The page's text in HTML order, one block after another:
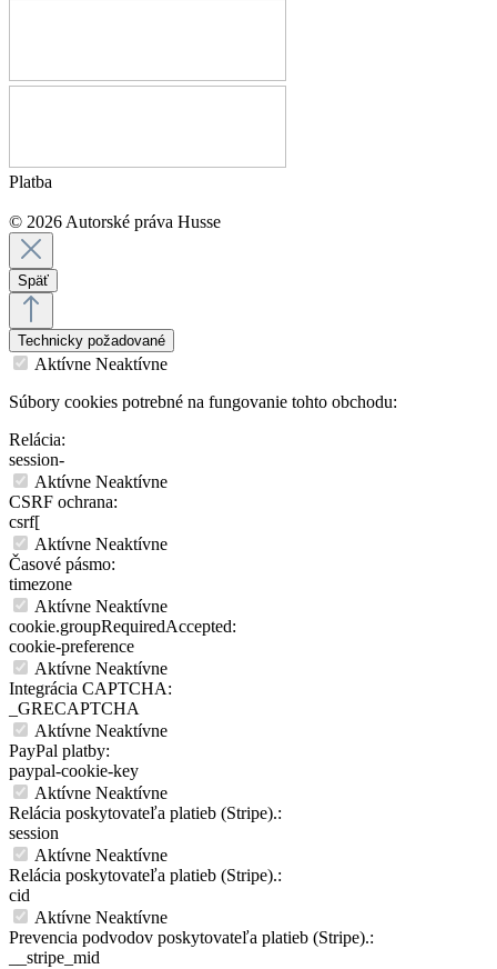
Platba
© 2026 Autorské práva Husse
Späť
Technicky požadované
Aktívne Neaktívne
Súbory cookies potrebné na fungovanie tohto obchodu:
Relácia:
session-
Aktívne Neaktívne
CSRF ochrana:
csrf[
Aktívne Neaktívne
Časové pásmo:
timezone
Aktívne Neaktívne
cookie.groupRequiredAccepted:
cookie-preference
Aktívne Neaktívne
Integrácia CAPTCHA:
_GRECAPTCHA
Aktívne Neaktívne
PayPal platby:
paypal-cookie-key
Aktívne Neaktívne
Relácia poskytovateľa platieb (Stripe).:
session
Aktívne Neaktívne
Relácia poskytovateľa platieb (Stripe).:
cid
Aktívne Neaktívne
Prevencia podvodov poskytovateľa platieb (Stripe).:
__stripe_mid